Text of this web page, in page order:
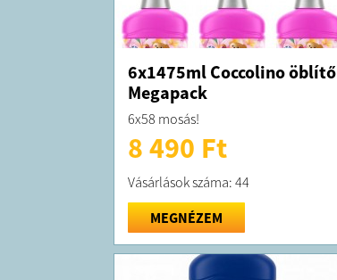
6x1475ml Coccolino öblítő
Megapack
6x58 mosás!
8 490 Ft
Vásárlások száma: 44
MEGNÉZEM